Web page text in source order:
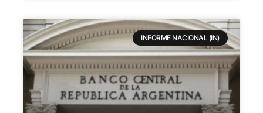
INFORME NACIONAL (IN)